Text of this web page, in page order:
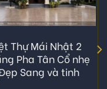
Thự Mái Nhật 2
Pha Tân Cổ nhẹ
Sang và tinh